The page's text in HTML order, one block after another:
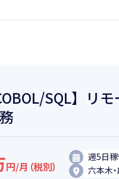
SQL】リ
円/月（税別）
週5日
六本木